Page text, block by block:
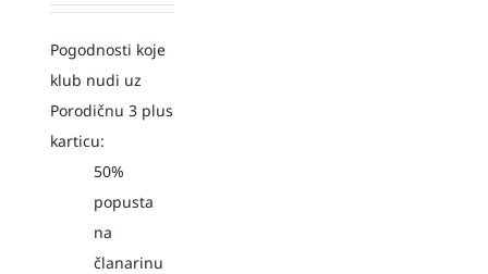
Pogodnosti koje
klub nudi uz
Porodičnu 3 plus
karticu:
50%
popusta
na
članarinu